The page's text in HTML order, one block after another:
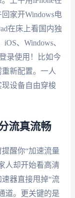
家开Windows电
在床上看国内独
、Windows、
录使用！比如今
新配置。一人
设备自由穿梭
流真流畅
醒你“加速流量
人却开始看高清
器直接甩掉“流
道。更关键的是